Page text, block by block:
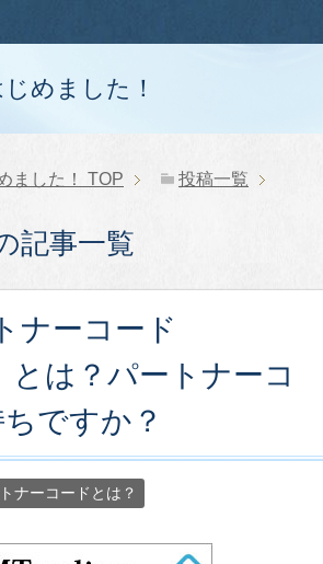
めました！
ました！ TOP 投稿一覧
記事一覧
ナーコード
とは？パートナーコ
ですか？
ナーコードとは？